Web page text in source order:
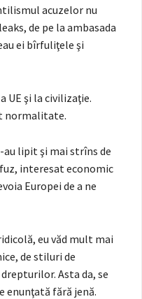
acuzelor nu
de pe la ambasada
ei bîrfuliţele şi
UE şi la civilizaţie.
normalitate.
au lipit şi mai strîns de
interesat economic
Europei de a ne
eu văd mult mai
de stiluri de
Asta da, se
enunţată fără jenă.